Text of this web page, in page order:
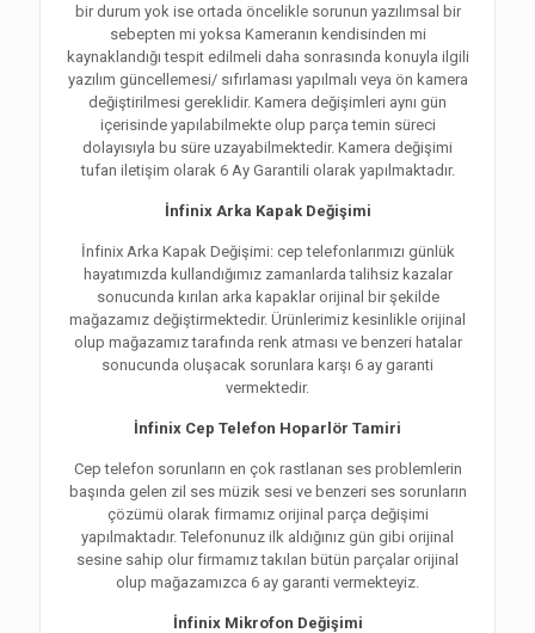
bir durum yok ise ortada öncelikle sorunun yazılımsal bir
sebepten mi yoksa Kameranın kendisinden mi
kaynaklandığı tespit edilmeli daha sonrasında konuyla ilgili
yazılım güncellemesi/ sıfırlaması yapılmalı veya ön kamera
değiştirilmesi gereklidir. Kamera değişimleri aynı gün
içerisinde yapılabilmekte olup parça temin süreci
dolayısıyla bu süre uzayabilmektedir. Kamera değişimi
tufan iletişim olarak 6 Ay Garantili olarak yapılmaktadır.
İnfinix Arka Kapak Değişimi
İnfinix Arka Kapak Değişimi: cep telefonlarımızı günlük
hayatımızda kullandığımız zamanlarda talihsiz kazalar
sonucunda kırılan arka kapaklar orijinal bir şekilde
mağazamız değiştirmektedir. Ürünlerimiz kesinlikle orijinal
olup mağazamız tarafında renk atması ve benzeri hatalar
sonucunda oluşacak sorunlara karşı 6 ay garanti
vermektedir.
İnfinix Cep Telefon Hoparlör Tamiri
Cep telefon sorunların en çok rastlanan ses problemlerin
başında gelen zil ses müzik sesi ve benzeri ses sorunların
çözümü olarak firmamız orijinal parça değişimi
yapılmaktadır. Telefonunuz ilk aldığınız gün gibi orijinal
sesine sahip olur firmamız takılan bütün parçalar orijinal
olup mağazamızca 6 ay garanti vermekteyiz.
İnfinix Mikrofon Değişimi